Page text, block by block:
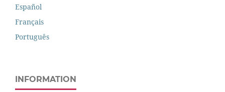
Español
Français
Português
INFORMATION